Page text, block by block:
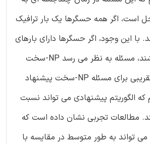
است، اگر همه حسگرها یک بار ترافیک
با این وجود، اگر حسگرها دارای بارهای
مختلف ترافیکی باشند، مسئله به نظر می رسد NP-سخت
باشد. ما الگوریتم تقریبی برای مسئله NP-سخت پیشنهاد
که الگوریتم پیشنهادی می تواند نسبت
مطالعات تجربی نشان داده است که
می تواند به طور متوسط در مقایسه با